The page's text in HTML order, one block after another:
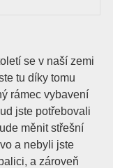
se v naší zemi
tu díky tomu
rámec vybavení
jste potřebovali
měnit střešní
a nebyli jste
a zároveň